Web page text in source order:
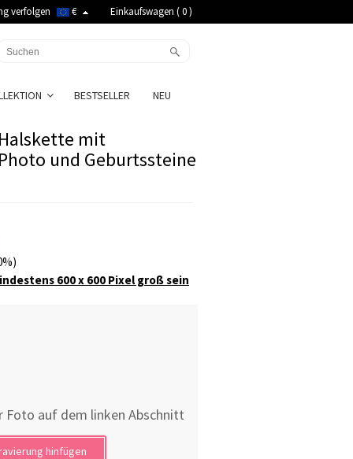
verfolgen € Einkaufswagen (0)
BESTSELLER NEU
mit
und Geburtssteine
600 x 600 Pixel groß sein
Foto auf dem linken Abschnitt
hinfügen